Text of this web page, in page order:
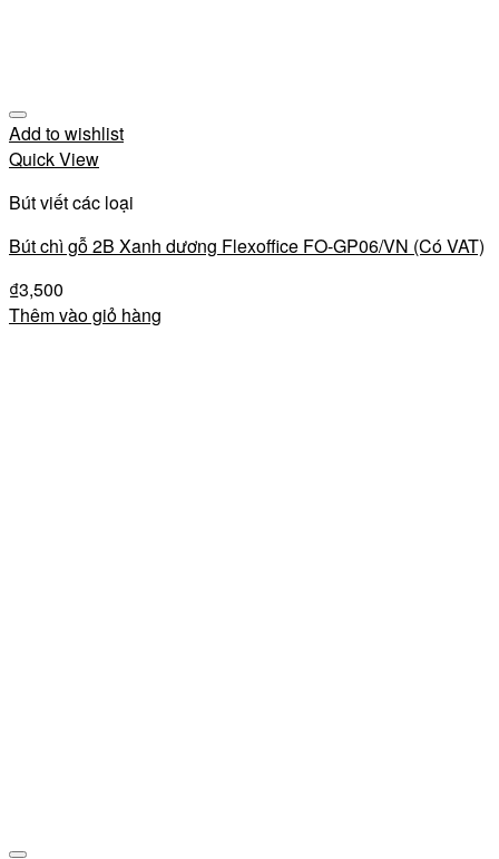
Add to wishlist
Quick View
Bút viết các loại
Bút chì gỗ 2B Xanh dương Flexoffice FO-GP06/VN (Có VAT)
₫3,500
Thêm vào giỏ hàng